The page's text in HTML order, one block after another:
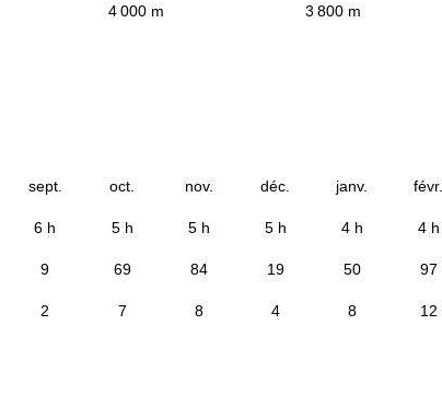
4 000 m 3 800 m
sept. oct. nov. déc. janv. févr.
6 h 5 h 5 h 5 h 4 h 4 h
9 69 84 19 50 97
2 7 8 4 8 12